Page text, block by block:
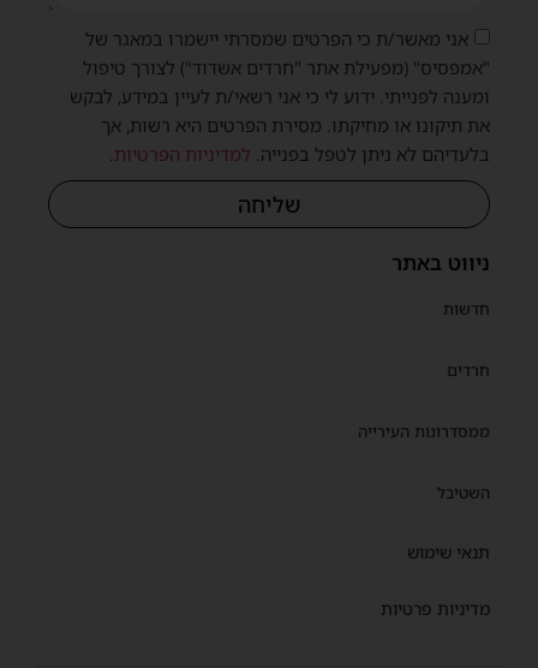
ניווט באתר
חדשות
חרדים
ממסדרונות העירייה
השטיבל
תנאי שימוש
מדיניות פרטיות
אני מאשר/ת כי הפרטים שמסרתי יישמרו במאגר של
"אמפסיס" (מפעילת אתר "חרדים אשדוד") לצורך טיפול
ומענה לפנייתי. ידוע לי כי אני רשאי/ת לעיין במידע, לבקש
את תיקונו או מחיקתו. מסירת הפרטים היא רשות, אך
בלעדיהם לא ניתן לטפל בפנייה.למדיניות הפרטיות.
שליחה